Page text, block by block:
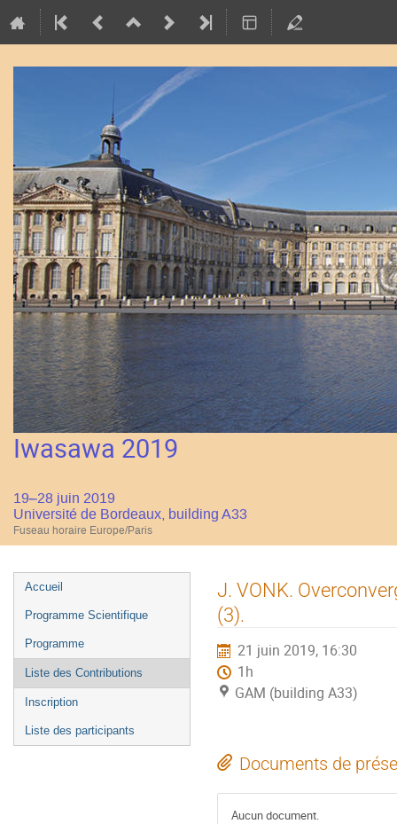
Iwasawa 2019
19–28 juin 2019
Université de Bordeaux, building A33
Fuseau horaire Europe/Paris
Menu
de
Accueil
Programme Scientifique
Programme
Liste des Contributions
Inscription
Liste des participants
J. VONK.
(3).
21 juin 2019, 16:30
1h
GAM (building A33)
Documents de
Aucun document.